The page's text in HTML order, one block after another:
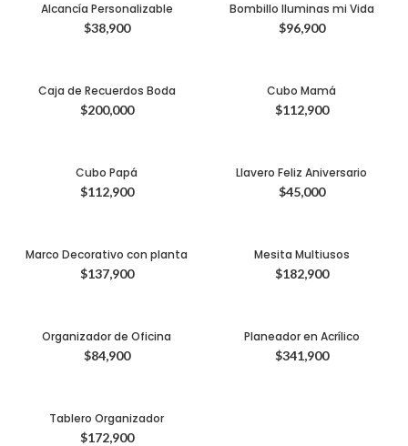
Alcancía Personalizable
$38,900
Bombillo Iluminas mi Vida
$96,900
Caja de Recuerdos Boda
$200,000
Cubo Mamá
$112,900
Cubo Papá
$112,900
Llavero Feliz Aniversario
$45,000
Marco Decorativo con planta
$137,900
Mesita Multiusos
$182,900
Organizador de Oficina
$84,900
Planeador en Acrílico
$341,900
Tablero Organizador
$172,900